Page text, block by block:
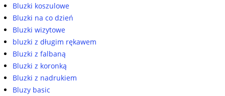
Bluzki koszulowe
Bluzki na co dzień
Bluzki wizytowe
bluzki z długim rękawem
Bluzki z falbaną
Bluzki z koronką
Bluzki z nadrukiem
Bluzy basic